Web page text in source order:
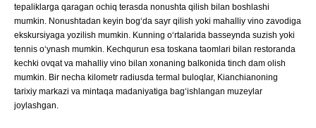
tepaliklarga qaragan ochiq terasda nonushta qilish bilan boshlashi
mumkin. Nonushtadan keyin bogʻda sayr qilish yoki mahalliy vino zavodiga
ekskursiyaga yozilish mumkin. Kunning oʻrtalarida basseynda suzish yoki
tennis oʻynash mumkin. Kechqurun esa toskana taomlari bilan restoranda
kechki ovqat va mahalliy vino bilan xonaning balkonida tinch dam olish
mumkin. Bir necha kilometr radiusda termal buloqlar, Kianchianoning
tarixiy markazi va mintaqa madaniyatiga bagʻishlangan muzeylar
joylashgan.